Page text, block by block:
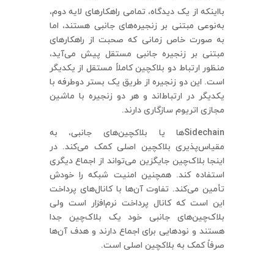
بااینکه از یک دیدگاه، تمامی راهکارهای لایه دوم،
به‌نوعی مبتنی بر زنجیره‌های جانبی هستند، اما
به صورت خاص زمانی که صحبت از راهکارهای
مبتنی بر زنجیره جانبی مستقل پیش می‌آید،
منظور ارتباط دو بلاکچین کاملاً مستقل از یکدیگر
است. این دو زنجیره از طریق یک بستر دوطرفه با
یکدیگر در ارتباط‌اند و هر دو زنجیره با ماشین
مجازی اتریوم سازگاری دارند.
Sidechainها یا بلاکچین‌های جانبی، به
مقیاس‌پذیری بلاکچین اصلی کمک می‌کند. در
اینجا بلاک‌چین جایگزین می‌تواند از اجماع دیگری
استفاده کند. همچنین امنیت شبکه را خودش
تأمین می‌کند. تفاوت آن‌ها با کانال‌های پرداخت
این است که کانال پرداخت نرم‌افزار است ولی
بلاک‌چین‌های جانبی خود یک بلاک‌چین جدا
هستند و نودهایی برای اجماع دارند و هدف آن‌ها
صرفاً کمک به بلاکچین اصلی است.